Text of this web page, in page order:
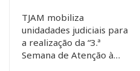
TJAM mobiliza
unidadades judiciais para
a realização da “3.ª
Semana de Atenção à…